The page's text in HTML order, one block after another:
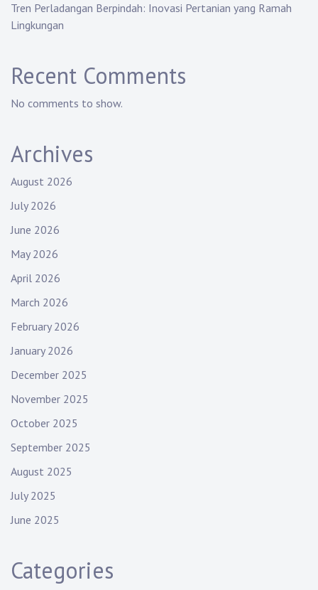
Tren Perladangan Berpindah: Inovasi Pertanian yang Ramah
Lingkungan
Recent Comments
No comments to show.
Archives
August 2026
July 2026
June 2026
May 2026
April 2026
March 2026
February 2026
January 2026
December 2025
November 2025
October 2025
September 2025
August 2025
July 2025
June 2025
Categories